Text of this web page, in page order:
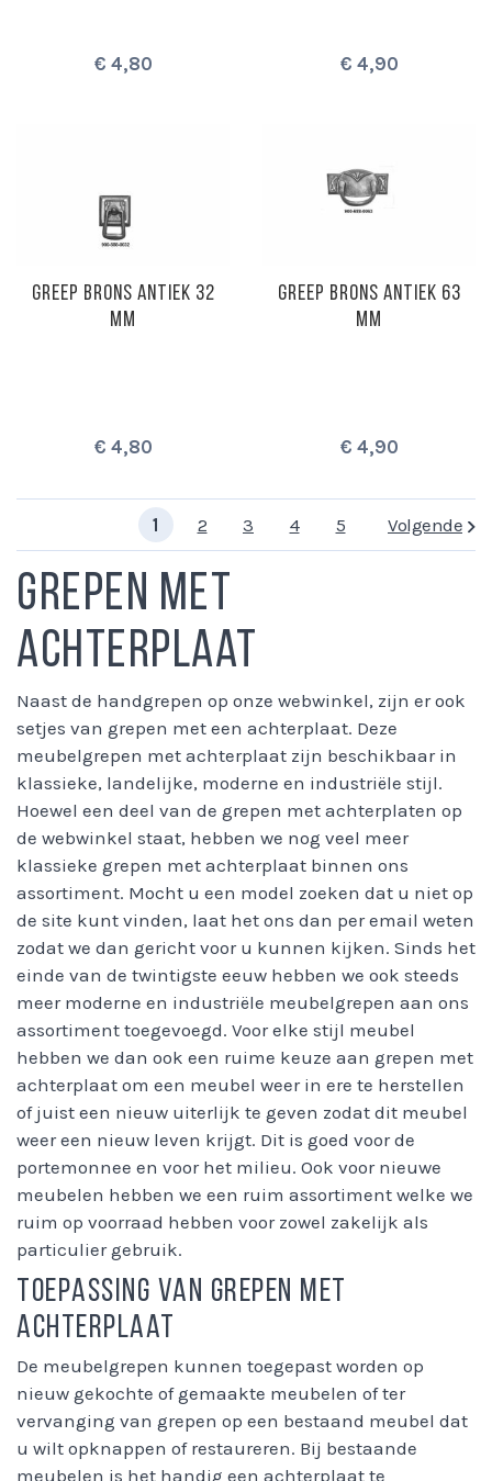
€ 4,80 € 4,90
GREEP BRONS ANTIEK 32
MM
€ 4,80
GREEP BRONS ANTIEK 63
MM
€ 4,90
1 2 3 4 5 Volgende
Grepen met
achterplaat
Naast de handgrepen op onze webwinkel, zijn er ook
setjes van grepen met een achterplaat. Deze
meubelgrepen met achterplaat zijn beschikbaar in
klassieke, landelijke, moderne en industriële stijl.
Hoewel een deel van de grepen met achterplaten op
de webwinkel staat, hebben we nog veel meer
klassieke grepen met achterplaat binnen ons
assortiment. Mocht u een model zoeken dat u niet op
de site kunt vinden, laat het ons dan per email weten
zodat we dan gericht voor u kunnen kijken. Sinds het
einde van de twintigste eeuw hebben we ook steeds
meer moderne en industriële meubelgrepen aan ons
assortiment toegevoegd. Voor elke stijl meubel
hebben we dan ook een ruime keuze aan grepen met
achterplaat om een meubel weer in ere te herstellen
of juist een nieuw uiterlijk te geven zodat dit meubel
weer een nieuw leven krijgt. Dit is goed voor de
portemonnee en voor het milieu. Ook voor nieuwe
meubelen hebben we een ruim assortiment welke we
ruim op voorraad hebben voor zowel zakelijk als
particulier gebruik.
Toepassing van grepen met
achterplaat
De meubelgrepen kunnen toegepast worden op
nieuw gekochte of gemaakte meubelen of ter
vervanging van grepen op een bestaand meubel dat
u wilt opknappen of restaureren. Bij bestaande
meubelen is het handig een achterplaat te